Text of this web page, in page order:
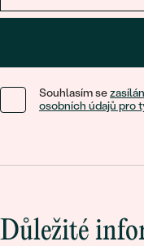
Souhlasím se
osobních údajů pro
Důležité